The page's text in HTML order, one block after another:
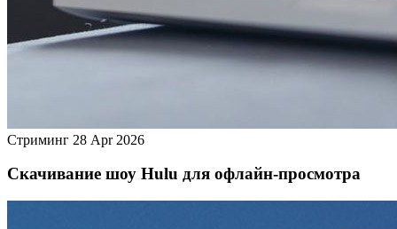
Стриминг 28 Apr 2026
Скачивание шоу Hulu для офлайн‑просмотра